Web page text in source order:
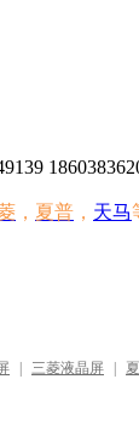
， 夏普 ， 天马
三菱液晶屏